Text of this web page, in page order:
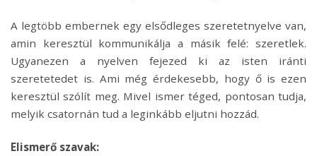
A legtöbb embernek egy elsődleges szeretetnyelve van,
amin keresztül kommunikálja a másik felé: szeretlek.
Ugyanezen a nyelven fejezed ki az isten iránti
szeretetedet is. Ami még érdekesebb, hogy ő is ezen
keresztül szólít meg. Mivel ismer téged, pontosan tudja,
melyik csatornán tud a leginkább eljutni hozzád.
Elismerő szavak: